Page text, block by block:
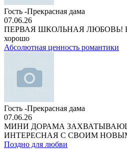
Гость -Прекрасная дама
07.06.26
ПЕРВАЯ ШКОЛЬНАЯ ЛЮБОВЬ! В
хорошо
Абсолютная ценность романтики
Гость -Прекрасная дама
07.06.26
МИНИ ДОРАМА
ИНТЕРЕСНАЯ С СВОИМ
Поздно для любви